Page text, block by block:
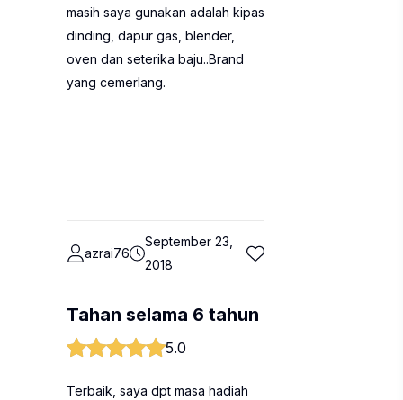
masih saya gunakan adalah kipas
dinding, dapur gas, blender,
oven dan seterika baju..Brand
yang cemerlang.
azrai76
September 23,
2018
Tahan selama 6 tahun
5.0
Terbaik, saya dpt masa hadiah